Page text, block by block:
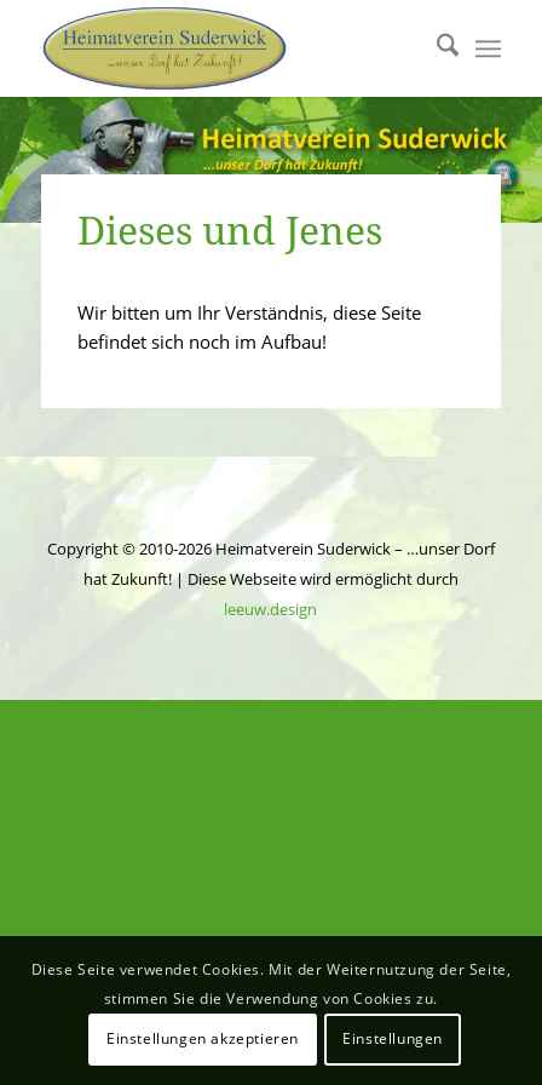
Dieses und Jenes
Wir bitten um Ihr Verständnis, diese Seite
befindet sich noch im Aufbau!
Copyright © 2010-2026 Heimatverein Suderwick – …unser Dorf
hat Zukunft! | Diese Webseite wird ermöglicht durch
leeuw.design
Diese Seite verwendet Cookies. Mit der Weiternutzung der Seite,
stimmen Sie die Verwendung von Cookies zu.
Einstellungen akzeptieren
Einstellungen